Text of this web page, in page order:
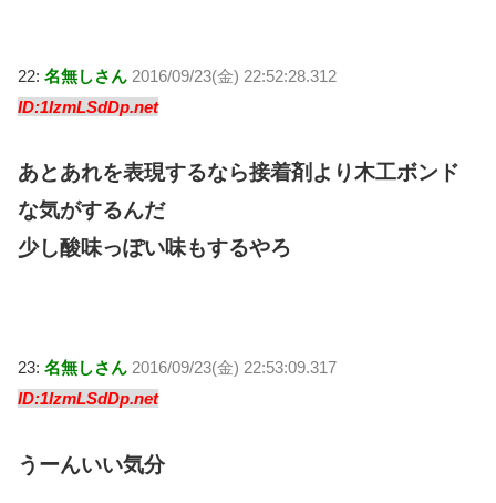
22: 名無しさん 2016/09/23(金) 22:52:28.312
ID:1IzmLSdDp.net
あとあれを表現するなら接着剤より木工ボンド
な気がするんだ
少し酸味っぽい味もするやろ
23: 名無しさん 2016/09/23(金) 22:53:09.317
ID:1IzmLSdDp.net
うーんいい気分